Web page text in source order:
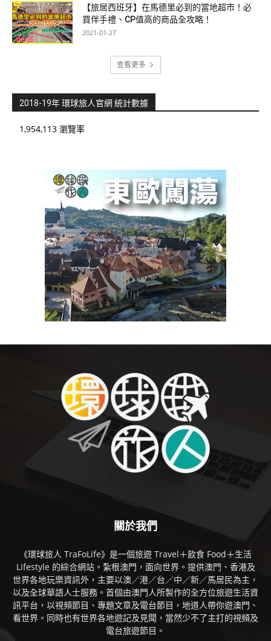
【旅居西班牙】在馬德里必到的當地超市！必
買伴手禮、CP值高的商品全攻略！
2021-01-27
查看更多
2018-19年 環球旅人官網 統計數據
1,954,113 瀏覽率
關於我們
《環球旅人 TraFoLife》是一個旅遊 Travel＋飲食 Food＋生活
Lifestyle 的綜合網站。紮根澳門，面向世界。提供澳門、香港及
世界各地玩樂資訊外，主要以澳／港／台／中／新／馬居民為主，
以及全球華語人士服務。首個由澳門人所製作的全方位旅遊生活資
訊平台，以視頻節目、專題文章及電台節目，地道人帶你遊澳門、
看世界。同時也有世界各地遊記及見聞，當然少不了主打的視頻及
電台旅遊節目。